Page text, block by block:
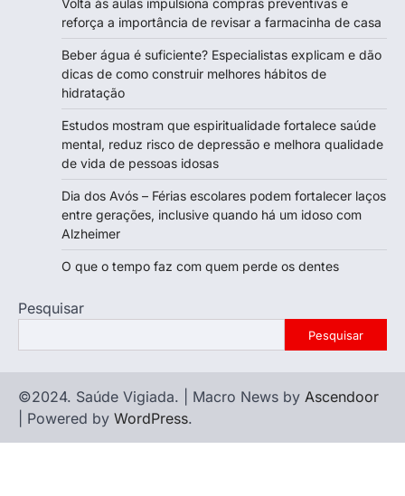
Volta às aulas impulsiona compras preventivas e
reforça a importância de revisar a farmacinha de casa
Beber água é suficiente? Especialistas explicam e dão
dicas de como construir melhores hábitos de
hidratação
Estudos mostram que espiritualidade fortalece saúde
mental, reduz risco de depressão e melhora qualidade
de vida de pessoas idosas
Dia dos Avós – Férias escolares podem fortalecer laços
entre gerações, inclusive quando há um idoso com
Alzheimer
O que o tempo faz com quem perde os dentes
Pesquisar
Pesquisar
©2024. Saúde Vigiada. | Macro News by Ascendoor
| Powered by WordPress.